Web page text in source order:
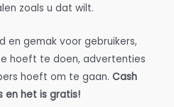
zoals u dat wilt.
en gemak voor gebruikers,
hoeft te doen, advertenties
hoeft om te gaan. Cash
en het is gratis!